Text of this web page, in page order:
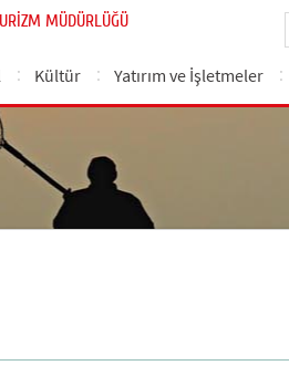
MÜDÜRLÜĞÜ
Kültür Yatırım ve İşletmeler